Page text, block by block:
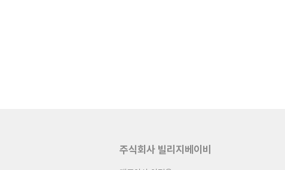
주식회사 빌리지베이비